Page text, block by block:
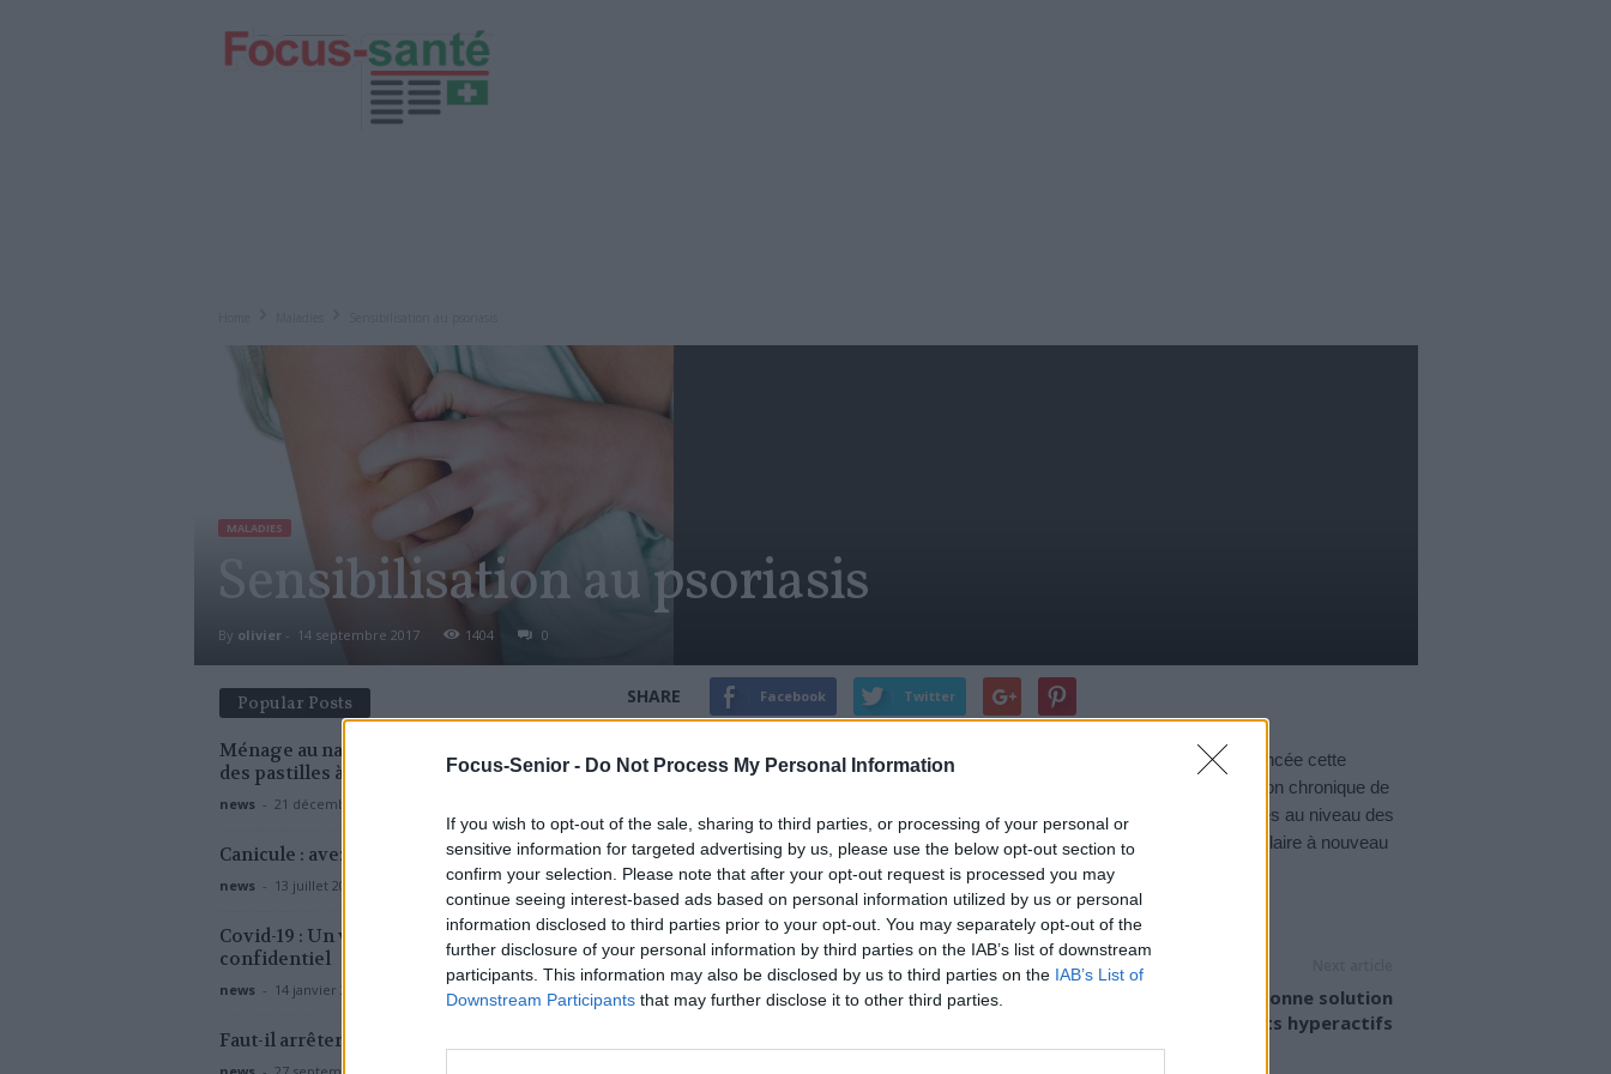
Focus-Senior - Do Not Process My Personal Information
If you wish to opt-out of the sale, sharing to third parties, or processing of your personal or
sensitive information for targeted advertising by us, please use the below opt-out section to
confirm your selection. Please note that after your opt-out request is processed you may
continue seeing interest-based ads based on personal information utilized by us or personal
information disclosed to third parties prior to your opt-out. You may separately opt-out of the
further disclosure of your personal information by third parties on the IAB’s list of downstream
participants. This information may also be disclosed by us to third parties on the IAB’s List of
Downstream Participants that may further disclose it to other third parties.
Senior
MALADIES
Sensibilisation au psoriasis
By olivier- 14 septembre 2017 1404 0
SHARE Facebook Twitter
« C’est PSOssible », c’est le nom de la campagne d’information sur le psoriasis lancée cette
semaine. Près de deux millions de Français souffrent de cette maladie, inflammation chronique de
la peau non contagieuse. Elle se manifeste, le plus souvent, par des plaques rouges au niveau des
articulations. La campagne, initiée par France Psoriasis, invite les patients à « se plaire à nouveau
» et à consulter un dermatologue.
Previous article
Surdose de caféine
Activité en famille : une bonne solution
pour les enfants hyperactifs
Popular Posts
Ménage au naturel : comment fabriquer
des pastilles à lave-vaisselle ?
news - 21 décembre 2018
Canicule : avez-vous les bons réflexes ?
news - 13 juillet 2022
Covid-19 : Un variant japonais encore
confidentiel
news - 14 janvier 2021
Faut-il arrêter de boire l’eau du robinet ?